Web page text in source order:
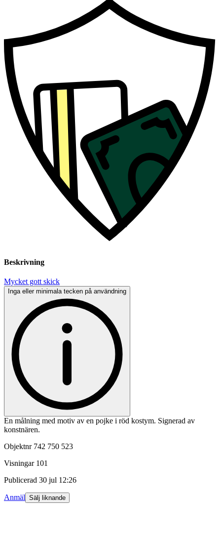
Beskrivning
Mycket gott skick
Inga eller minimala tecken på användning
En målning med motiv av en pojke i röd kostym. Signerad av
konstnären.
Objektnr 742 750 523
Visningar 101
Publicerad 30 jul 12:26
Anmäl Sälj liknande